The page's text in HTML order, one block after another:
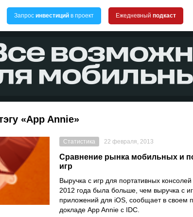
Запрос инвестиций в проект Ежедневный подкаст
«App Annie»
Статистика 22 февраля, 2013
Сравнение рынка мобильных и
игр
Выручка с игр для портативных
2012 года была больше, чем выручка с
приложений для iOS, сообщает в своем
докладе App Annie c IDC.